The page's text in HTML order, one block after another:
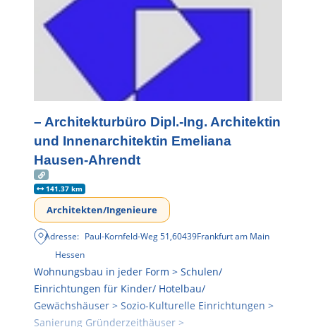
– Architekturbüro Dipl.-Ing. Architektin
und Innenarchitektin Emeliana
Hausen-Ahrendt
141.37 km
Architekten/Ingenieure
Adresse: Paul-Kornfeld-Weg 51,60439Frankfurt am Main
Hessen
Wohnungsbau in jeder Form > Schulen/
Einrichtungen für Kinder/ Hotelbau/
Gewächshäuser > Sozio-Kulturelle Einrichtungen >
Sanierung Gründerzeithäuser >